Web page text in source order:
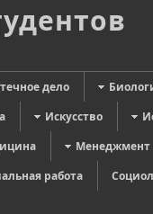
дело
Искусство
Менеджмент
работа